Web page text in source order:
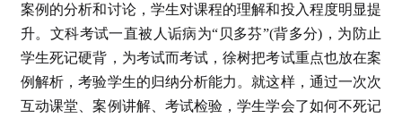
案例的分析和讨论，学生对课程的理解和投入程度明显提
升。文科考试一直被人诟病为“贝多芬”(背多分)，为防止
学生死记硬背，为考试而考试，徐树把考试重点也放在案
例解析，考验学生的归纳分析能力。就这样，通过一次次
互动课堂、案例讲解、考试检验，学生学会了如何不死记